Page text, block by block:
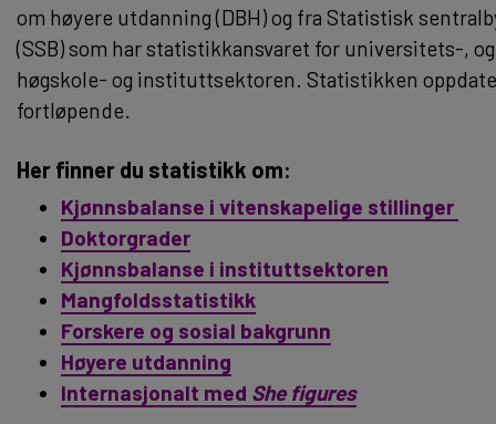
om høyere utdanning (DBH) og fra Statistisk
(SSB) som har statistikkansvaret for universitets-, og
høgskole- og instituttsektoren. Statistikken
fortløpende.
Her finner du statistikk om:
Kjønnsbalanse i vitenskapelige stillinger
Doktorgrader
Kjønnsbalanse i instituttsektoren
Mangfoldsstatistikk
Forskere og sosial bakgrunn
Høyere utdanning
Internasjonalt med She figures